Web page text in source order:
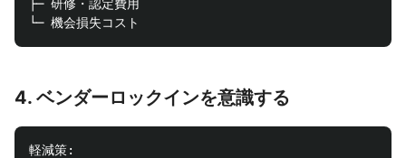
├─ 研修・認定費用
4. ベンダーロックインを意識する
軽減策: